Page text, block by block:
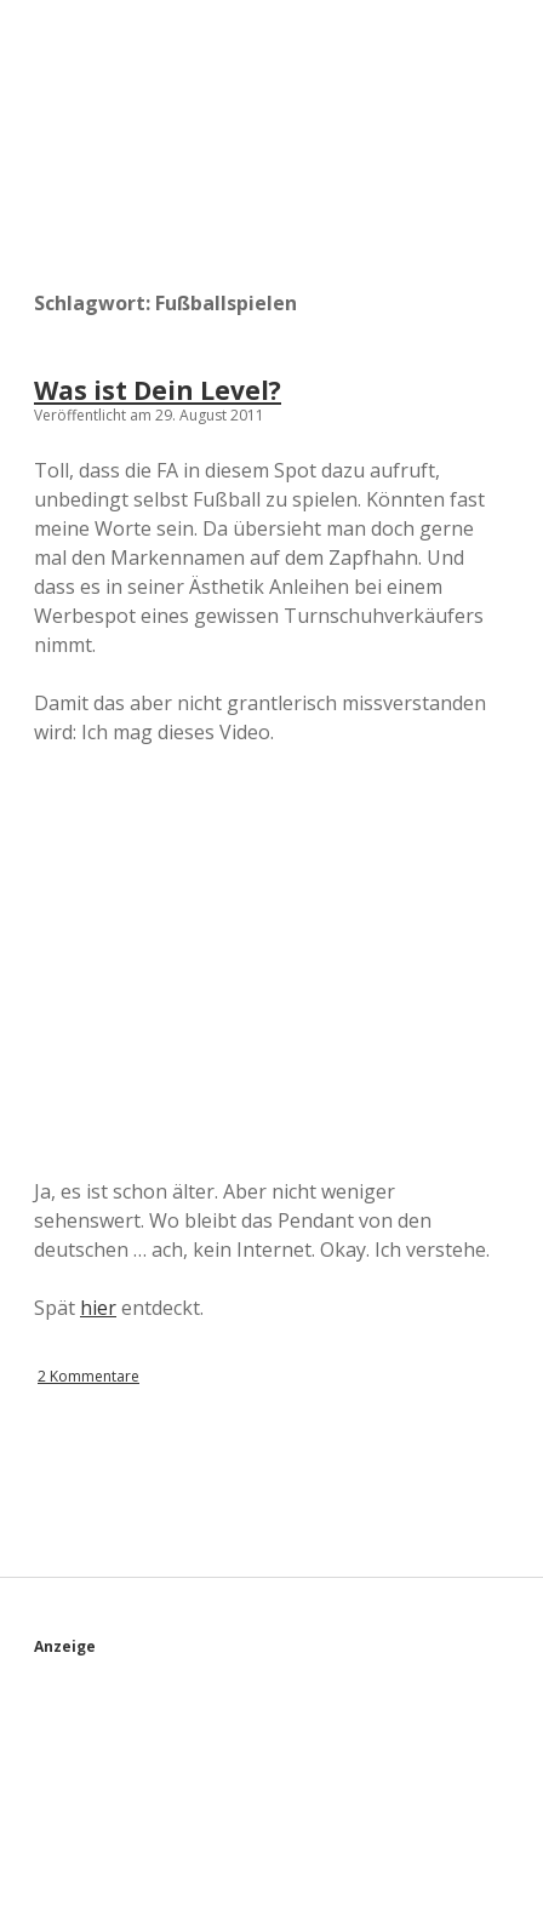
Schlagwort: Fußballspielen
Was ist Dein Level?
Veröffentlicht am 29. August 2011
Toll, dass die FA in diesem Spot dazu aufruft,
unbedingt selbst Fußball zu spielen. Könnten fast
meine Worte sein. Da übersieht man doch gerne
mal den Markennamen auf dem Zapfhahn. Und
dass es in seiner Ästhetik Anleihen bei einem
Werbespot eines gewissen Turnschuhverkäufers
nimmt.
Damit das aber nicht grantlerisch missverstanden
wird: Ich mag dieses Video.
Ja, es ist schon älter. Aber nicht weniger
sehenswert. Wo bleibt das Pendant von den
deutschen … ach, kein Internet. Okay. Ich verstehe.
Spät hierentdeckt.
2 Kommentare
S
Anzeige